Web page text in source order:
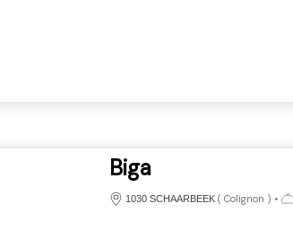
Biga
1030 SCHAARBEEK ( Colignon ) •